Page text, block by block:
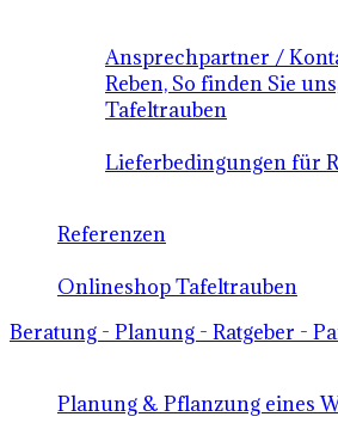
Ansprechpartner /
Reben, So finden Sie
Tafeltrauben
Lieferbedingungen für
Referenzen
Onlineshop Tafeltrauben
Beratung - Planung - Ratgeber -
Planung & Pflanzung eines